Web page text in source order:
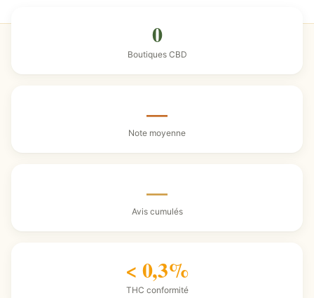
0
Boutiques CBD
—
Note moyenne
—
Avis cumulés
< 0,3%
THC conformité